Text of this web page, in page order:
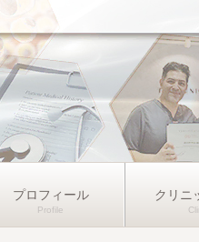
プロフィール クリニ